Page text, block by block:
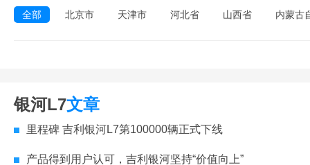
全部 北京市 天津市 河北省 山西省 内蒙古
银河L7文章
里程碑 吉利银河L7第100000辆正式下线
产品得到用户认可，吉利银河坚持“价值向上”